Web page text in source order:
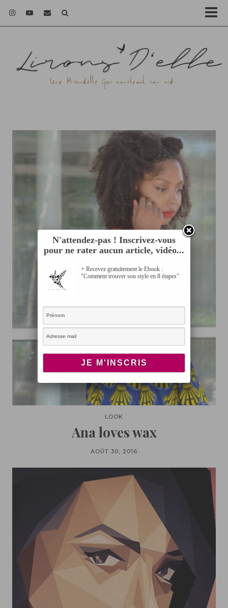
LOOK
Ana loves wax
AOÛT 30, 2016
N'attendez-pas ! Inscrivez-vous
pour ne rater aucun article, vidéo...
+ Recevez gratuitement le Ebook :
"Comment trouver son style en 8 étapes"